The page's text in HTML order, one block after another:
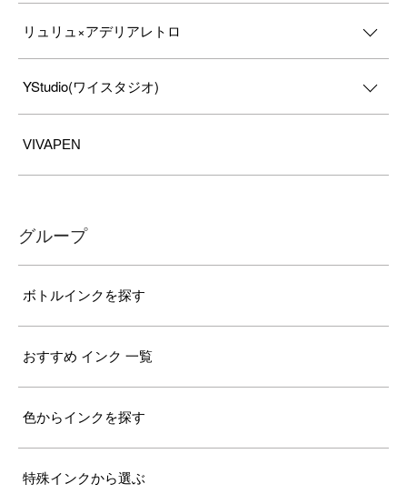
リュリュ×アデリアレトロ
YStudio(ワイスタジオ)
VIVAPEN
グループ
ボトルインクを探す
おすすめ インク 一覧
色からインクを探す
特殊インクから選ぶ